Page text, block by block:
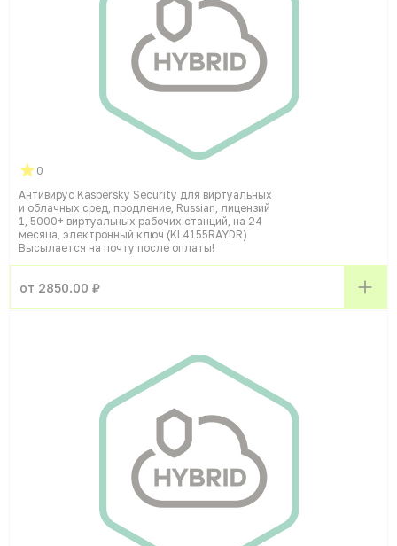
0
Антивирус Kaspersky Security для виртуальных
и облачных сред, продление, Russian, лицензий
1, 5000+ виртуальных рабочих станций, на 24
месяца, электронный ключ (KL4155RAYDR)
Высылается на почту после оплаты!
от 2850.00 ₽